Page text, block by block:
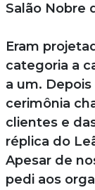
Salão Nobre
Eram
categoria a
a um.
cerimônia
clientes e
réplica do
Apesar de
pedi aos